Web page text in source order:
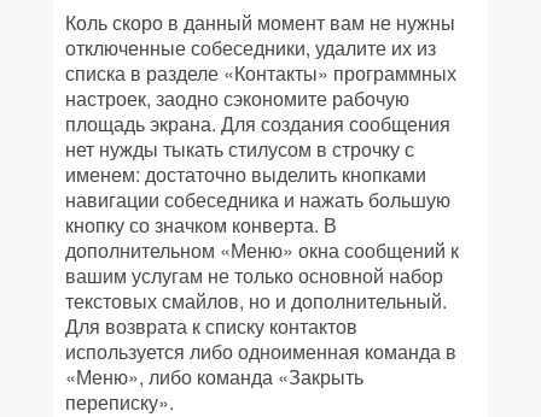
Коль скоро в данный момент вам не нужны
отключенные собеседники, удалите их из
списка в разделе «Контакты» программных
настроек, заодно сэкономите рабочую
площадь экрана. Для создания сообщения
нет нужды тыкать стилусом в строчку с
именем: достаточно выделить кнопками
навигации собеседника и нажать большую
кнопку со значком конверта. В
дополнительном «Меню» окна сообщений к
вашим услугам не только основной набор
текстовых смайлов, но и дополнительный.
Для возврата к списку контактов
используется либо одноименная команда в
«Меню», либо команда «Закрыть
переписку».